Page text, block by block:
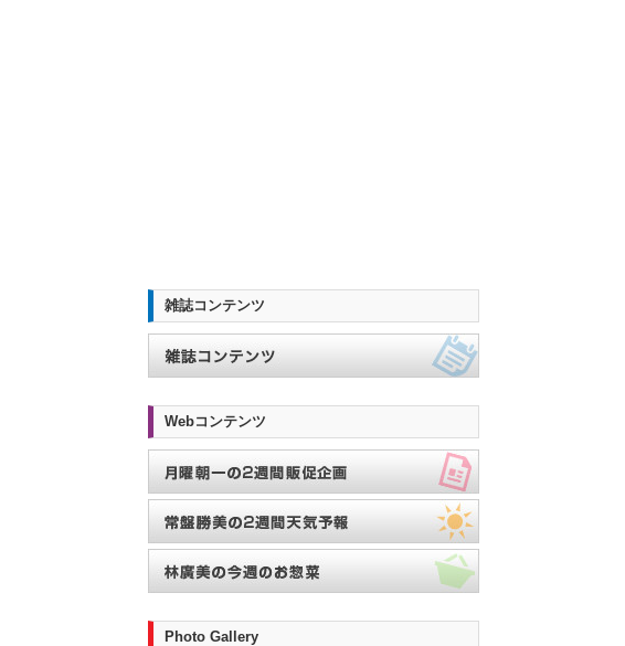
雑誌コンテンツ
Webコンテンツ
Photo Gallery